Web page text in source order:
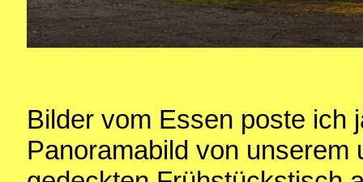
Bilder vom Essen poste ich
Panoramabild von unserem